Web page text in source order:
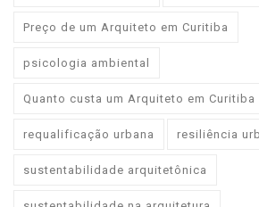
Preço de um Arquiteto em Curitiba
psicologia ambiental
Quanto custa um Arquiteto em Curitiba
requalificação urbana resiliência
sustentabilidade arquitetônica